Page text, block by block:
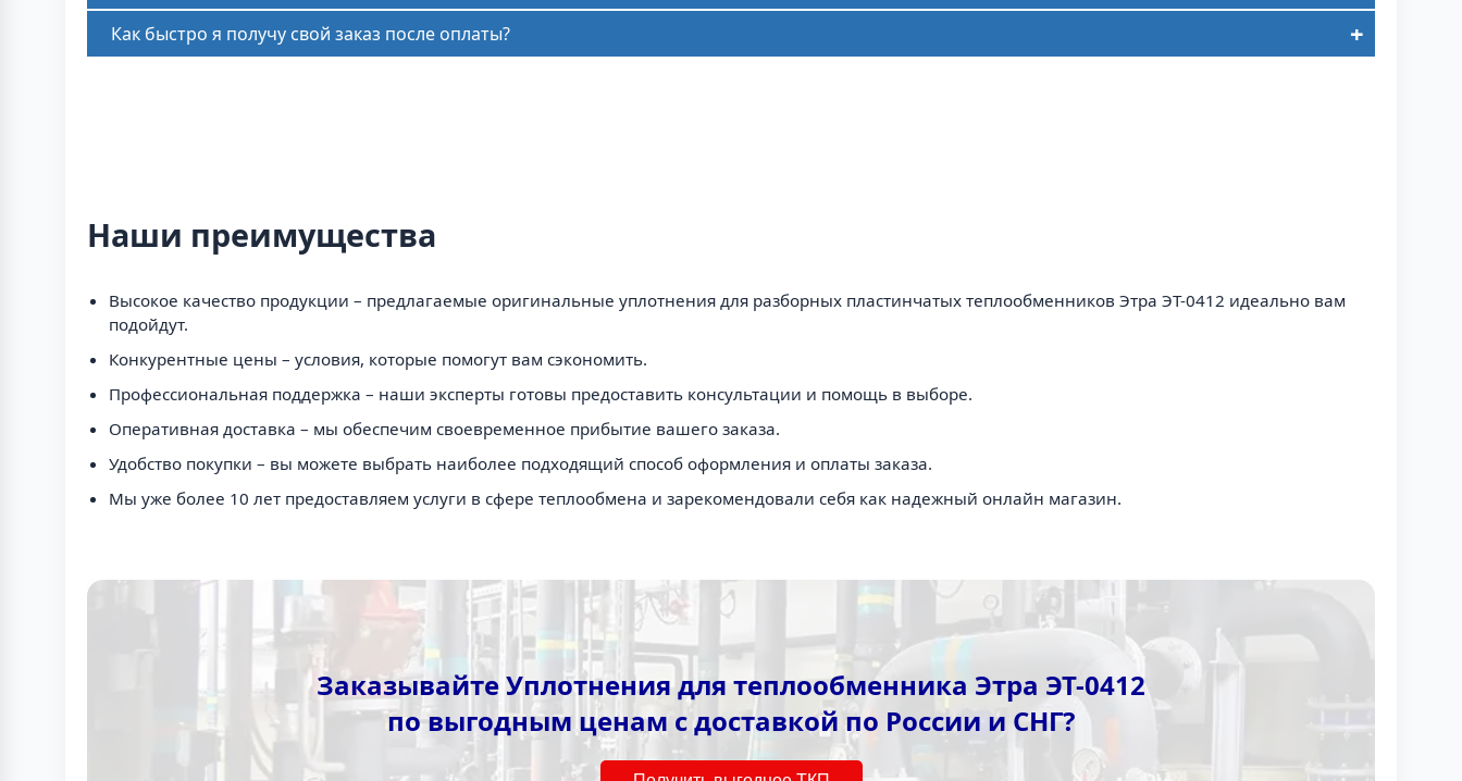
Как быстро я получу свой заказ после оплаты?
Наши преимущества
Высокое качество продукции – предлагаемые оригинальные уплотнения для разборных пластинчатых теплообменников Этра ЭТ-0412 идеально вам
подойдут.
Конкурентные цены – условия, которые помогут вам сэкономить.
Профессиональная поддержка – наши эксперты готовы предоставить консультации и помощь в выборе.
Оперативная доставка – мы обеспечим своевременное прибытие вашего заказа.
Удобство покупки – вы можете выбрать наиболее подходящий способ оформления и оплаты заказа.
Мы уже более 10 лет предоставляем услуги в сфере теплообмена и зарекомендовали себя как надежный онлайн магазин.
Заказывайте Уплотнения для теплообменника Этра ЭТ-0412
по выгодным ценам с доставкой по России и СНГ?